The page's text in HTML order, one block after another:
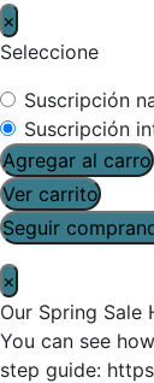
×
Seleccione
Suscripción
Suscripción
Agregar al carro
Ver carrito
Seguir
×
Our Spring Sale
You can see
step guide: